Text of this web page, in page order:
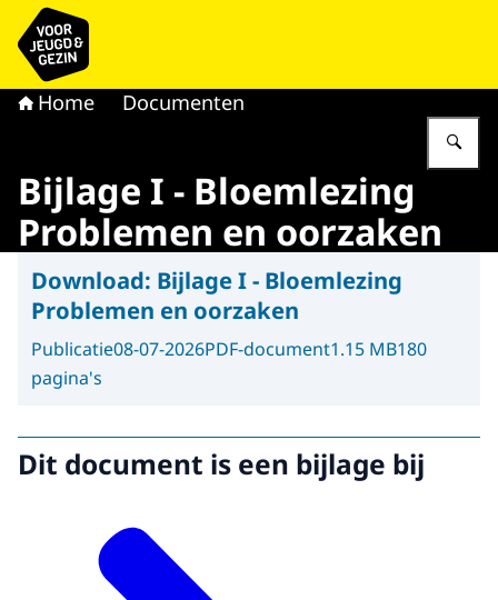
Naar de homepage van voor Jeugd & Gezin
Home Documenten
Bijlage I - Bloemlezing
Problemen en oorzaken
Download: Bijlage I - Bloemlezing
Problemen en oorzaken
Publicatie08-07-2026PDF-document1.15 MB180
pagina's
Dit document is een bijlage bij